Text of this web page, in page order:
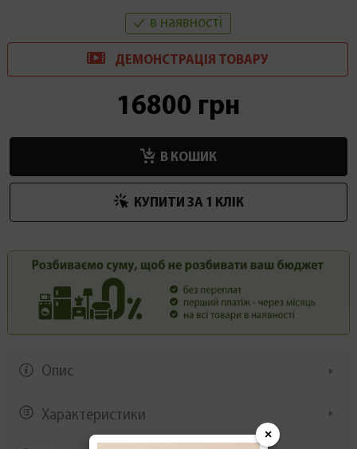
в наявності
ДЕМОНСТРАЦІЯ ТОВАРУ
16800 грн
В КОШИК
КУПИТИ ЗА 1 КЛIК
Опис
Характеристики
×